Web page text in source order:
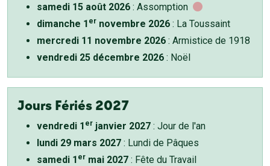
samedi 15 août 2026 : Assomption
dimanche 1 er novembre 2026 : La Toussaint
mercredi 11 novembre 2026 : Armistice de 1918
vendredi 25 décembre 2026 : Noël
Jours Fériés 2027
vendredi 1 er janvier 2027 : Jour de l'an
lundi 29 mars 2027 : Lundi de Pâques
samedi 1 er mai 2027 : Fête du Travail